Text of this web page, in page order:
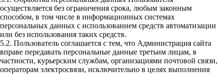
осуществляется без ограничения срока, любым законным
способом, в том числе в информационных системах
персональных данных с использованием средств автоматизации
или без использования таких средств.
5.2. Пользователь соглашается с тем, что Администрация сайта
вправе передавать персональные данные третьим лицам, в
частности, курьерским службам, организациями почтовой связи,
операторам электросвязи, исключительно в целях выполнения